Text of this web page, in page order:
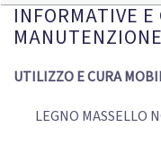
INFORMATIVE E
UTILIZZO E CURA
LEGNO MASSELLO